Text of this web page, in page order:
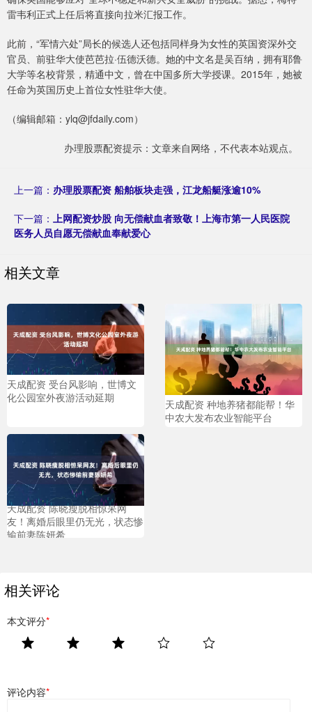
雷韦利正式上任后将直接向拉米汇报工作。
此前，“军情六处”局长的候选人还包括同样身为女性的英国资深外交
官员、前驻华大使芭芭拉·伍德沃德。她的中文名是吴百纳，拥有耶鲁
大学等名校背景，精通中文，曾在中国多所大学授课。2015年，她被
任命为英国历史上首位女性驻华大使。
（编辑邮箱：ylq@jfdaily.com）
办理股票配资提示：文章来自网络，不代表本站观点。
上一篇： 办理股票配资 船舶板块走强，江龙船艇涨逾10%
下一篇： 上网配资炒股 向无偿献血者致敬！上海市第一人民医院
医务人员自愿无偿献血奉献爱心
相关文章
天成配资 受台风影响，世博文
化公园室外夜游活动延期
天成配资 种地养猪都能帮！华
中农大发布农业智能平台
天成配资 陈晓瘦脱相惊呆网
友！离婚后眼里仍无光，状态惨
输前妻陈妍希
相关评论
本文评分*
评论内容*